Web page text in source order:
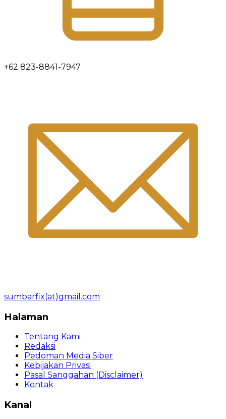
+62 823-8841-7947
sumbarfix(at)gmail.com
Halaman
Tentang Kami
Redaksi
Pedoman Media Siber
Kebijakan Privasi
Pasal Sanggahan (Disclaimer)
Kontak
Kanal